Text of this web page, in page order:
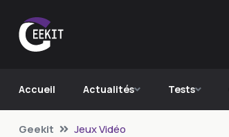
Accueil Actualités Tests
Geekit Jeux Vidéo